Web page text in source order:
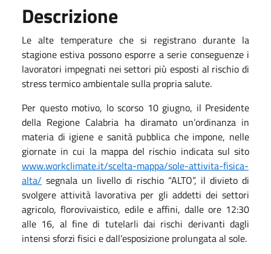
Descrizione
Le alte temperature che si registrano durante la
stagione estiva possono esporre a serie conseguenze i
lavoratori impegnati nei settori più esposti al rischio di
stress termico ambientale sulla propria salute.
Per questo motivo, lo scorso 10 giugno, il Presidente
della Regione Calabria ha diramato un’ordinanza in
materia di igiene e sanità pubblica che impone, nelle
giornate in cui la mappa del rischio indicata sul sito
www.workclimate.it/scelta-mappa/sole-attivita-fisica-
alta/ segnala un livello di rischio “ALTO”, il divieto di
svolgere attività lavorativa per gli addetti dei settori
agricolo, florovivaistico, edile e affini, dalle ore 12:30
alle 16, al fine di tutelarli dai rischi derivanti dagli
intensi sforzi fisici e dall’esposizione prolungata al sole.